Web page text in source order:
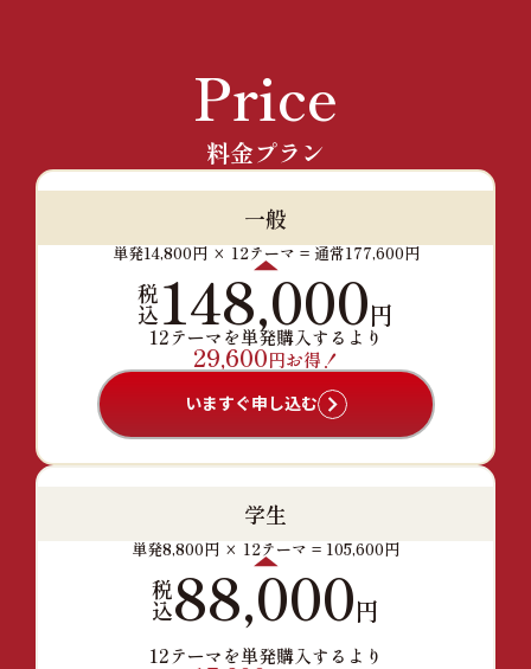
Price
料金プラン
一般
単発14,800円 × 12テーマ = 通常177,600円
税
込148,000円
12テーマを単発購入するより
29,600円お得！
いますぐ申し込む
学生
単発8,800円 × 12テーマ = 105,600円
税
込88,000円
12テーマを単発購入するより